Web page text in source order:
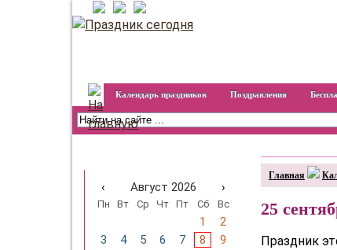
Календарь праздников Поздравления
Главная
25
Праздник
‹ Август 2026 ›
Пн Вт Ср Чт Пт Сб Вс
1
2
3
4 5 6 7 8
9